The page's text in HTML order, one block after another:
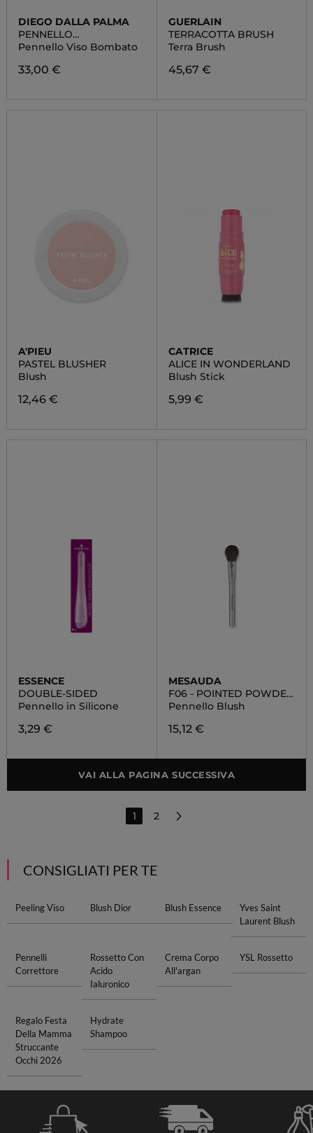
DIEGO DALLA PALMA
PENNELLO
PROFESSIONALE
Pennello Viso Bombato
33,00 €
GUERLAIN
TERRACOTTA BRUSH
Terra Brush
45,67 €
A'PIEU
PASTEL BLUSHER
Blush
12,46 €
CATRICE
ALICE IN WONDERLAND
Blush Stick
5,99 €
ESSENCE
DOUBLE-SIDED
Pennello in Silicone
3,29 €
MESAUDA
F06 - POINTED POWDER
BRUSH
Pennello Blush
15,12 €
VAI ALLA PAGINA SUCCESSIVA
1 2
CONSIGLIATI PER TE
Peeling Viso Blush Dior Blush Essence
Yves Saint
Laurent Blush
Pennelli
Correttore
Rossetto Con
Acido
Ialuronico
Crema Corpo
All'argan
YSL Rossetto
Regalo Festa
Della Mamma
Struccante
Occhi 2026
Hydrate
Shampoo